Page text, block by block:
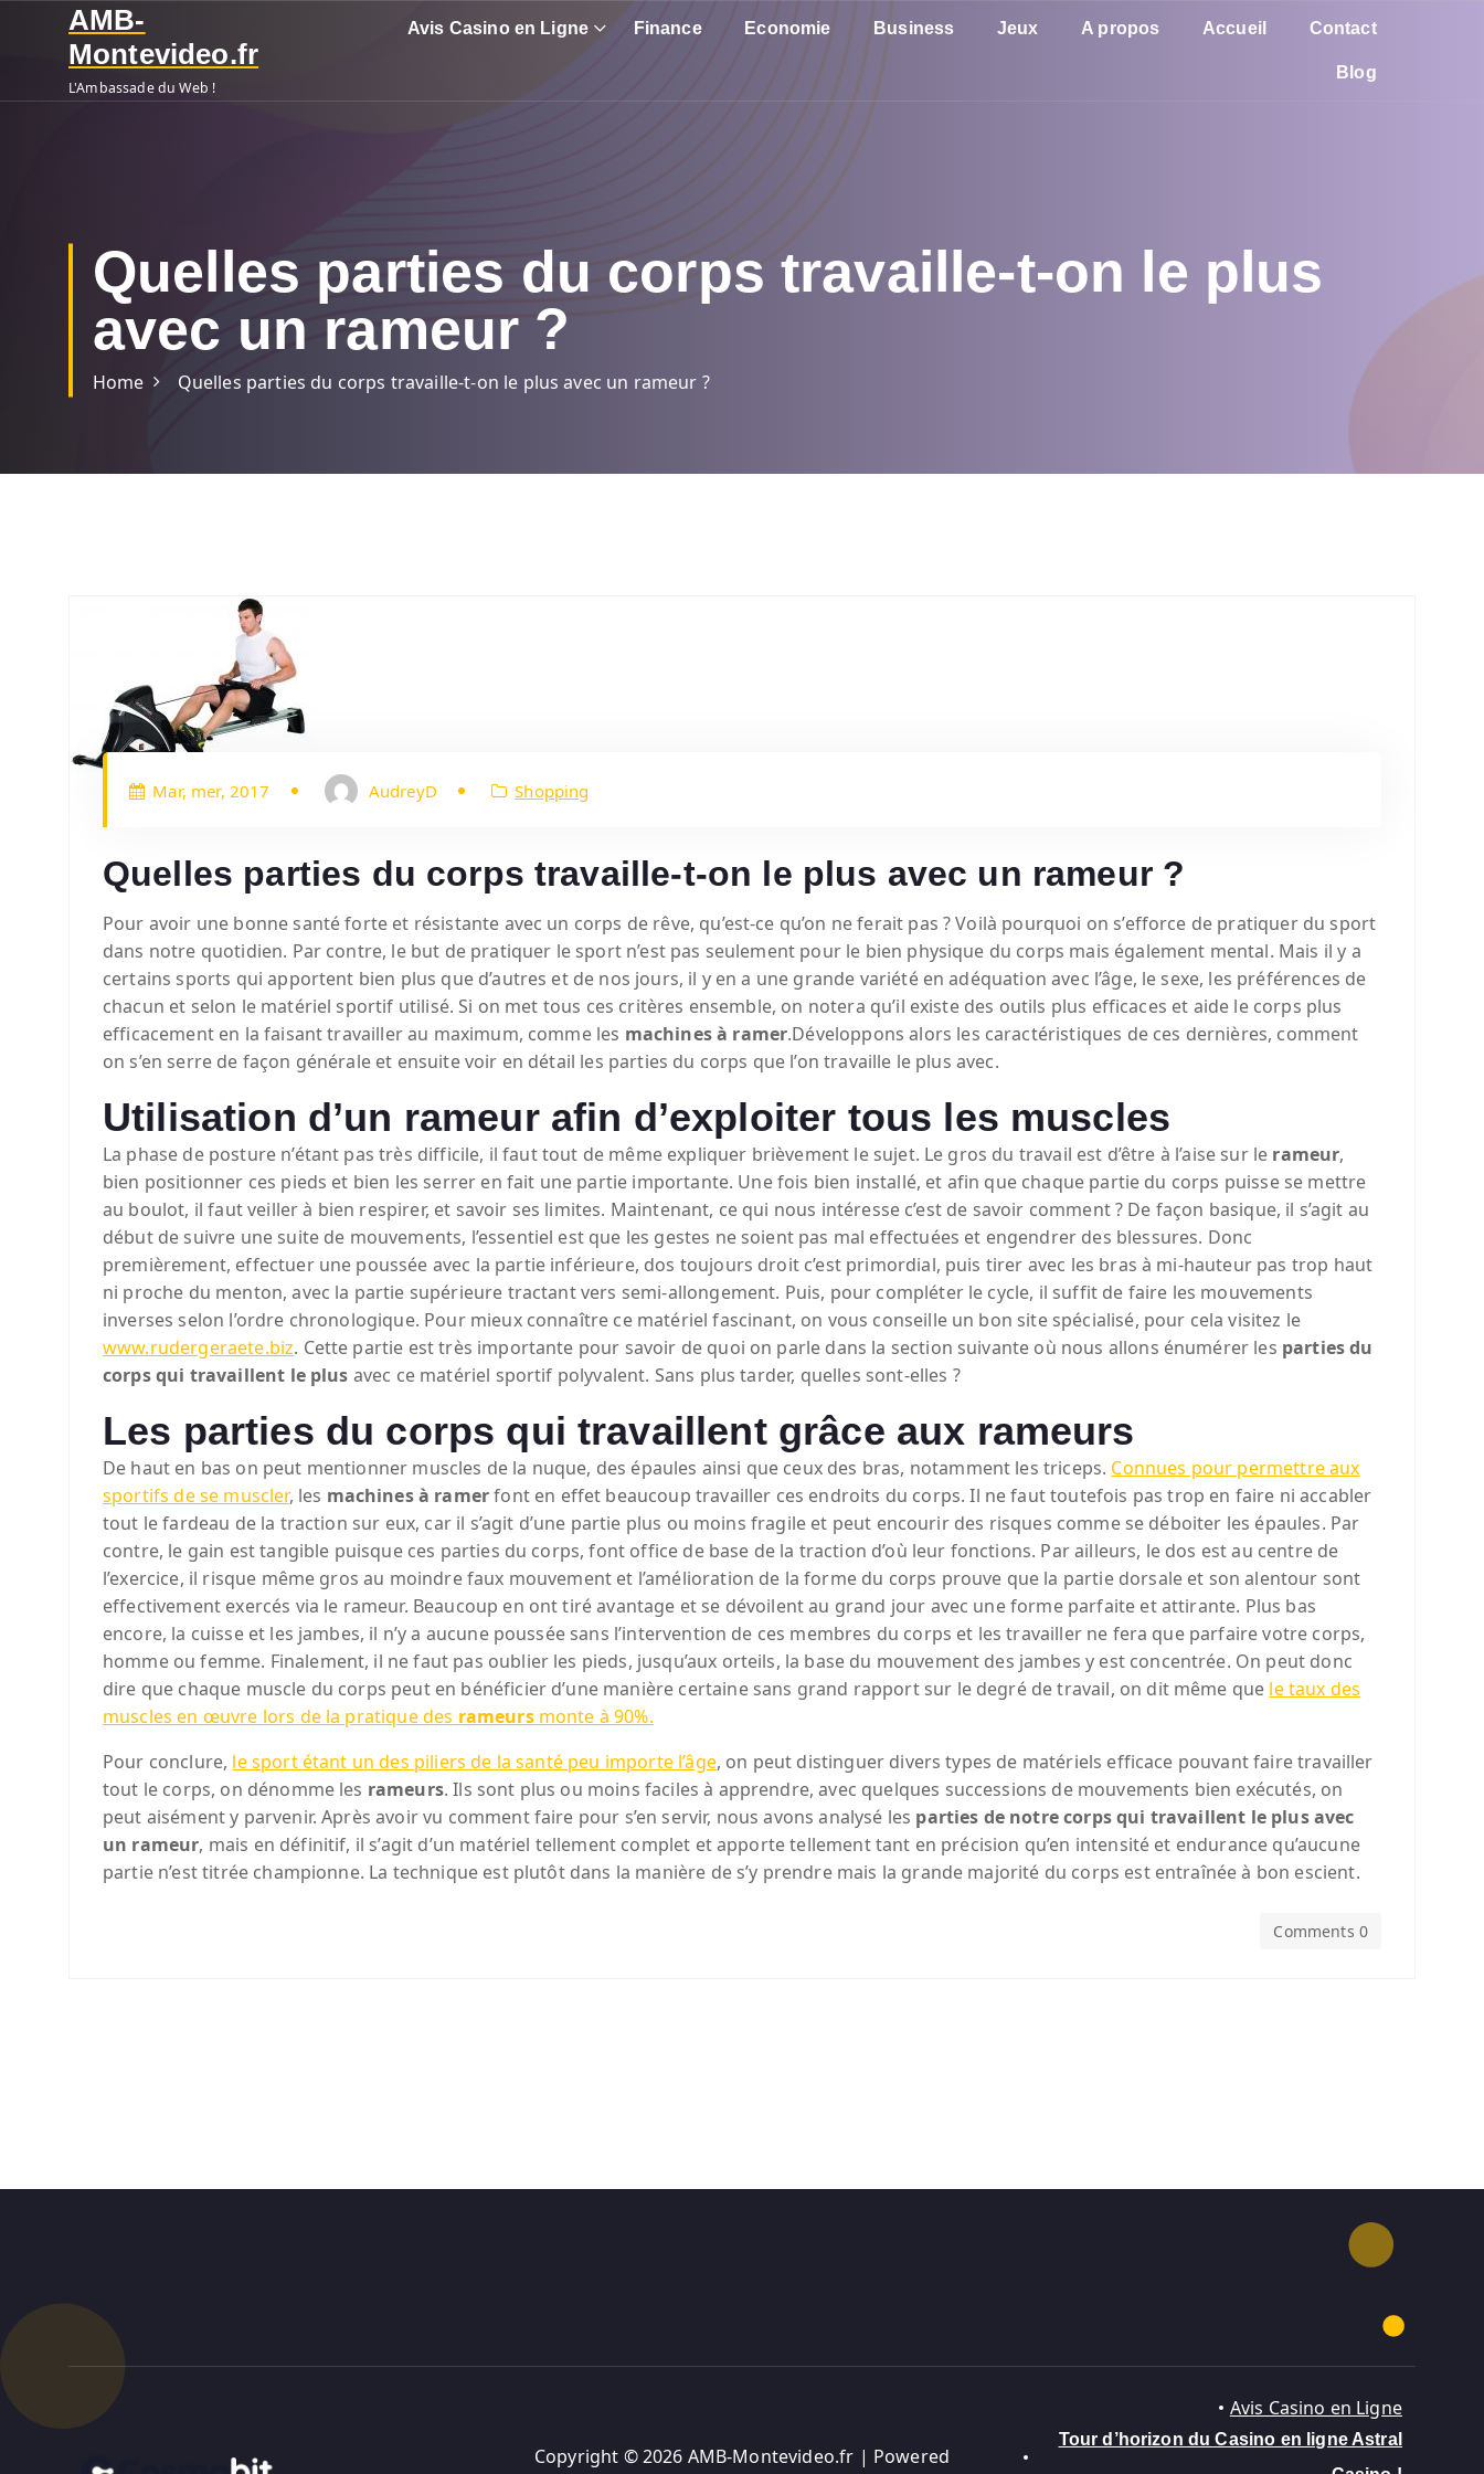
p
AMB-
Montevideo.fr
L'Ambassade du Web !
Avis Casino en Ligne Finance Economie Business Jeux A propos Accueil Contact
Blog
Quelles parties du corps travaille-t-on le plus
avec un rameur ?
Home Quelles parties du corps travaille-t-on le plus avec un rameur ?
Mar, mer, 2017 AudreyD Shopping
Quelles parties du corps travaille-t-on le plus avec un rameur ?
Pour avoir une bonne santé forte et résistante avec un corps de rêve, qu’est-ce qu’on ne ferait pas ? Voilà pourquoi on s’efforce de pratiquer du sport
dans notre quotidien. Par contre, le but de pratiquer le sport n’est pas seulement pour le bien physique du corps mais également mental. Mais il y a
certains sports qui apportent bien plus que d’autres et de nos jours, il y en a une grande variété en adéquation avec l’âge, le sexe, les préférences de
chacun et selon le matériel sportif utilisé. Si on met tous ces critères ensemble, on notera qu’il existe des outils plus efficaces et aide le corps plus
efficacement en la faisant travailler au maximum, comme les machines à ramer.Développons alors les caractéristiques de ces dernières, comment
on s’en serre de façon générale et ensuite voir en détail les parties du corps que l’on travaille le plus avec.
Utilisation d’un rameur afin d’exploiter tous les muscles
La phase de posture n’étant pas très difficile, il faut tout de même expliquer brièvement le sujet. Le gros du travail est d’être à l’aise sur le rameur,
bien positionner ces pieds et bien les serrer en fait une partie importante. Une fois bien installé, et afin que chaque partie du corps puisse se mettre
au boulot, il faut veiller à bien respirer, et savoir ses limites. Maintenant, ce qui nous intéresse c’est de savoir comment ? De façon basique, il s’agit au
début de suivre une suite de mouvements, l’essentiel est que les gestes ne soient pas mal effectuées et engendrer des blessures. Donc
premièrement, effectuer une poussée avec la partie inférieure, dos toujours droit c’est primordial, puis tirer avec les bras à mi-hauteur pas trop haut
ni proche du menton, avec la partie supérieure tractant vers semi-allongement. Puis, pour compléter le cycle, il suffit de faire les mouvements
inverses selon l’ordre chronologique. Pour mieux connaître ce matériel fascinant, on vous conseille un bon site spécialisé, pour cela visitez le
www.rudergeraete.biz. Cette partie est très importante pour savoir de quoi on parle dans la section suivante où nous allons énumérer les parties du
corps qui travaillent le plus avec ce matériel sportif polyvalent. Sans plus tarder, quelles sont-elles ?
Les parties du corps qui travaillent grâce aux rameurs
De haut en bas on peut mentionner muscles de la nuque, des épaules ainsi que ceux des bras, notamment les triceps. Connues pour permettre aux
sportifs de se muscler, les machines à ramerfont en effet beaucoup travailler ces endroits du corps. Il ne faut toutefois pas trop en faire ni accabler
tout le fardeau de la traction sur eux, car il s’agit d’une partie plus ou moins fragile et peut encourir des risques comme se déboiter les épaules. Par
contre, le gain est tangible puisque ces parties du corps, font office de base de la traction d’où leur fonctions. Par ailleurs, le dos est au centre de
l’exercice, il risque même gros au moindre faux mouvement et l’amélioration de la forme du corps prouve que la partie dorsale et son alentour sont
effectivement exercés via le rameur. Beaucoup en ont tiré avantage et se dévoilent au grand jour avec une forme parfaite et attirante. Plus bas
encore, la cuisse et les jambes, il n’y a aucune poussée sans l’intervention de ces membres du corps et les travailler ne fera que parfaire votre corps,
homme ou femme. Finalement, il ne faut pas oublier les pieds, jusqu’aux orteils, la base du mouvement des jambes y est concentrée. On peut donc
dire que chaque muscle du corps peut en bénéficier d’une manière certaine sans grand rapport sur le degré de travail, on dit même que le taux des
muscles en œuvre lors de la pratique des rameurs monte à 90%.
Pour conclure, le sport étant un des piliers de la santé peu importe l’âge, on peut distinguer divers types de matériels efficace pouvant faire travailler
tout le corps, on dénomme les rameurs. Ils sont plus ou moins faciles à apprendre, avec quelques successions de mouvements bien exécutés, on
peut aisément y parvenir. Après avoir vu comment faire pour s’en servir, nous avons analysé les parties de notre corps qui travaillent le plus avec
un rameur, mais en définitif, il s’agit d’un matériel tellement complet et apporte tellement tant en précision qu’en intensité et endurance qu’aucune
partie n’est titrée championne. La technique est plutôt dans la manière de s’y prendre mais la grande majorité du corps est entraînée à bon escient.
Comments 0
Copyright © 2026 AMB-Montevideo.fr | Powered
Avis Casino en Ligne
Tour d’horizon du Casino en ligne Astral